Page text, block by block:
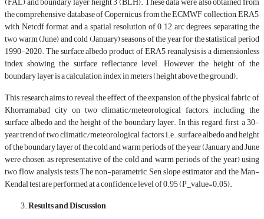
the comprehensive database of Copernicus from the ECMWF collection, ERA5,
with Netcdf format and a spatial resolution of 0.12 arc degrees, separating the
two warm (June) and cold (January) seasons of the year for the statistical period
1990-2020. The surface albedo product of ERA5 reanalysis is a dimensionless
index showing the surface reflectance level. However, the height of the
boundary layer is a calculation index in meters (height above the ground).
This research aims to reveal the effect of the expansion of the physical fabric of
Khorramabad city on two climatic/meteorological factors, including the
surface albedo and the height of the boundary layer. In this regard, first, a 30-
year trend of two climatic/meteorological factors, i.e., surface albedo and height
of the boundary layer of the cold and warm periods of the year (January and June
were chosen as representative of the cold and warm periods of the year) using
two flow analysis tests The non-parametric Sen slope estimator and the Man-
Kendal test are performed at a confidence level of 0.95 (P_value=0.05).
Results and Discussion